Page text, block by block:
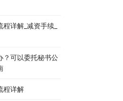
详解_减资手续_
？可以委托秘书公
程详解